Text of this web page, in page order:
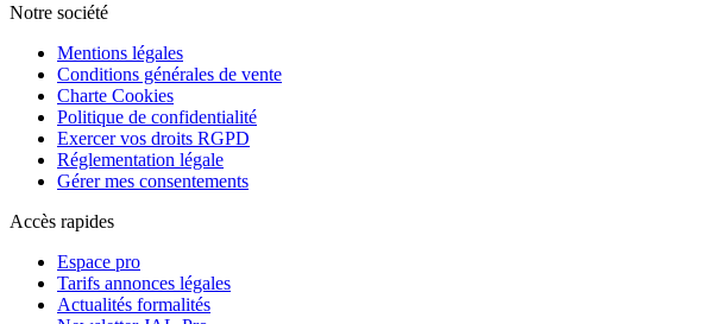
Notre société
Mentions légales
Conditions générales de vente
Charte Cookies
Politique de confidentialité
Exercer vos droits RGPD
Réglementation légale
Gérer mes consentements
Accès rapides
Espace pro
Tarifs annonces légales
Actualités formalités